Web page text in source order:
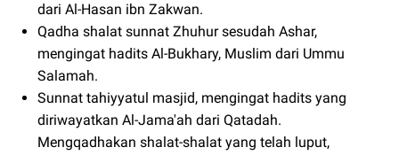
dari Al-Hasan ibn Zakwan.
Qadha shalat sunnat Zhuhur sesudah Ashar,
mengingat hadits Al-Bukhary, Muslim dari Ummu
Salamah.
Sunnat tahiyyatul masjid, mengingat hadits yang
diriwayatkan Al-Jama'ah dari Qatadah.
Mengqadhakan shalat-shalat yang telah luput,